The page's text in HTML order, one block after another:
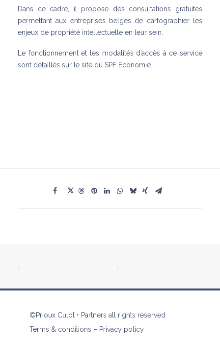
Dans ce cadre, il propose des consultations gratuites
permettant aux entreprises belges de cartographier les
enjeux de propriété intellectuelle en leur sein.
Le fonctionnement et les modalités d’accès à ce service
sont détaillés sur le site du SPF Economie.
©Prioux Culot + Partners all rights reserved
Terms & conditions – Privacy policy